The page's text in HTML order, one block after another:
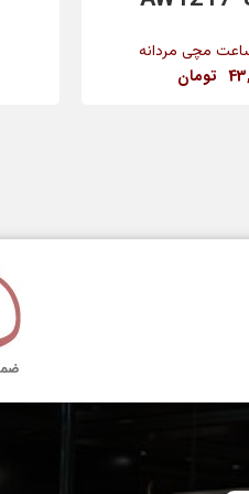
مچی مردانه
تومان